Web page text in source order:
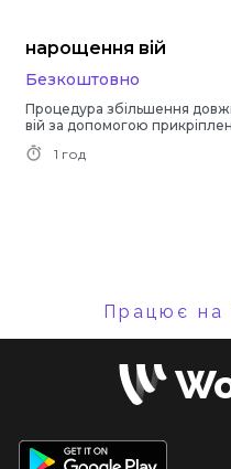
нарощення вій
Безкоштовно
Процедура збільшення
вій за допомогою
волокон.
1 год
Працює на